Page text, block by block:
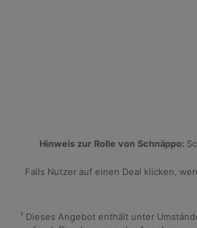
Hinweis zur Rolle von Schnäppo:
Falls Nutzer auf einen Deal klicken,
1 Dieses Angebot enthält unter